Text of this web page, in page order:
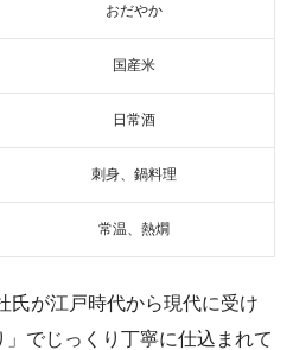
おだやか
国産米
日常酒
刺身、鍋料理
常温、熱燗
氏が江戸時代から現代に受け
でじっくり丁寧に仕込まれて